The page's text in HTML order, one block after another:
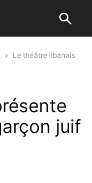
Le théâtre libanais
juif